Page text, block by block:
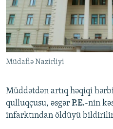
Müdafiə Nazirliyi
Müddətdən artıq həqiqi
qulluqçusu, əsgər P.E.-nin
infarktından öldüyü